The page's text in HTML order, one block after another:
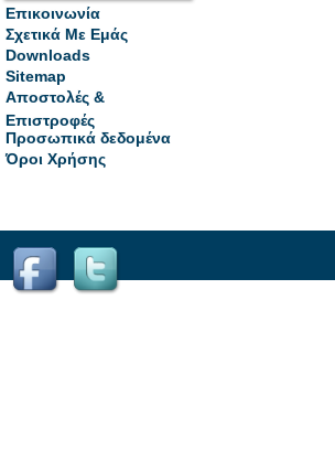
Επικοινωνία
Σχετικά Με Εμάς
Downloads
Sitemap
Αποστολές &
Επιστροφές
Προσωπικά δεδομένα
Όροι Χρήσης